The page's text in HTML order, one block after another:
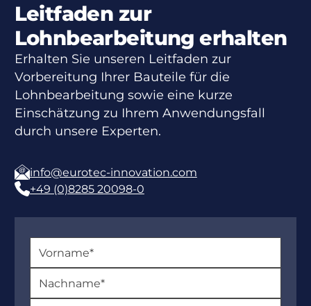
Leitfaden zur
Lohnbearbeitung erhalten
Erhalten Sie unseren Leitfaden zur
Vorbereitung Ihrer Bauteile für die
Lohnbearbeitung sowie eine kurze
Einschätzung zu Ihrem Anwendungsfall
durch unsere Experten.
info@eurotec-innovation.com
+49 (0)8285 20098-0